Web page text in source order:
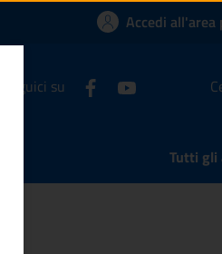
Accedi all'area
Seguici su
Tutti gli